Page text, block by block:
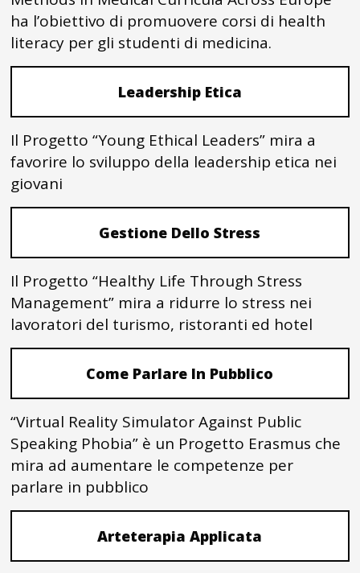
ha l’obiettivo di promuovere corsi di health
literacy per gli studenti di medicina.
Leadership Etica
Il Progetto “Young Ethical Leaders” mira a
favorire lo sviluppo della leadership etica nei
giovani
Gestione Dello Stress
Il Progetto “Healthy Life Through Stress
Management” mira a ridurre lo stress nei
lavoratori del turismo, ristoranti ed hotel
Come Parlare In Pubblico
“Virtual Reality Simulator Against Public
Speaking Phobia” è un Progetto Erasmus che
mira ad aumentare le competenze per
parlare in pubblico
Arteterapia Applicata